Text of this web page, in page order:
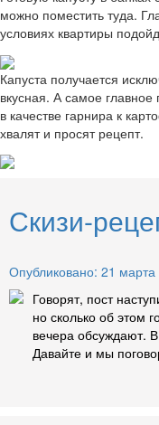
можно поместить туда.
условиях квартиры
Капуста получается
вкусная. А самое
в качестве гарнира к
хвалят и просят рецепт.
Скизи-
Опубликовано: 21
Говорят, пост
но сколько об этом
вечера обсуждают.
Давайте и мы